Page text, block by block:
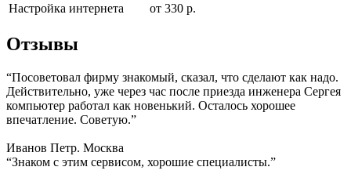
Настройка интернета
от 330 р.
Отзывы
“Посоветовал фирму знакомый, сказал, что сделают как надо.
Действительно, уже через час после приезда инженера Сергея
компьютер работал как новенький. Осталось хорошее
впечатление. Советую.”
Иванов Петр. Москва
“Знаком с этим сервисом, хорошие специалисты.”